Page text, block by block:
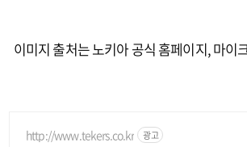
이미지 출처는 노키아 공식 홈페이지, 마이
http://www.tekers.co.kr 광고